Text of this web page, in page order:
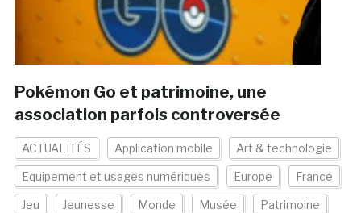
Pokémon Go et patrimoine, une
association parfois controversée
ACTUALITÉS Application mobile Art & technologie
Equipement et usages numériques Europe France
Jeu Jeunesse Monde Musée Patrimoine